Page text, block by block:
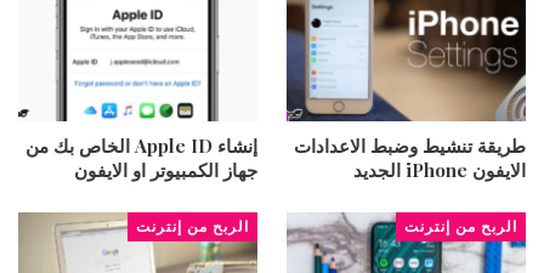
طريقة تنشيط وضبط الاعدادات
الايفون iPhone الجديد
إنشاء Apple ID الخاص بك من
جهاز الكمبيوتر او الايفون
الربح من إنترنت الربح من إنترنت